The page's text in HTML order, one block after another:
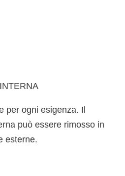
per ogni esigenza. Il
può essere rimosso in
esterne.